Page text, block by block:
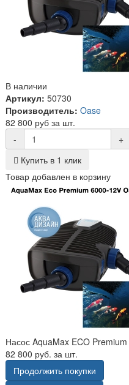
В наличии
Артикул: 50730
Производитель: Oase
82 800 руб за шт.
-
+
Купить в 1 клик
Товар добавлен в корзину
Насос AquaMax ECO
82 800 руб. за шт.
Продолжить покупки